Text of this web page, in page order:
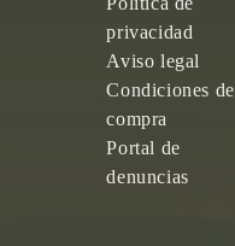
privacidad
Aviso legal
Condiciones de
compra
Portal de
denuncias